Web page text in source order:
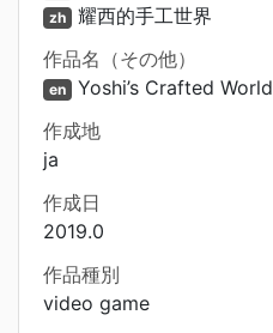
zh 耀西的手工世界
作品名（その他）
en Yoshi’s Crafted World
作成地
ja
作成日
2019.0
作品種別
video game